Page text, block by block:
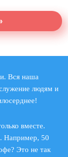
Вся наша
людям и
вместе.
Например, 50
Это не так